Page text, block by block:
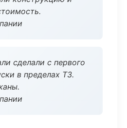
сделали с первого
в пределах ТЗ.